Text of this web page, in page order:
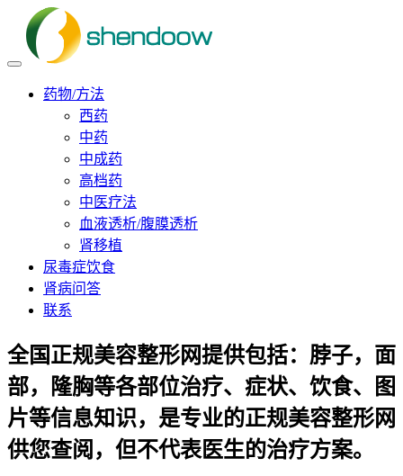
药物/方法
西药
中药
中成药
高档药
中医疗法
血液透析/腹膜透析
肾移植
尿毒症饮食
肾病问答
联系
全国正规美容整形网提供包括：脖子，面
部，隆胸等各部位治疗、症状、饮食、图
片等信息知识，是专业的正规美容整形网
供您查阅，但不代表医生的治疗方案。